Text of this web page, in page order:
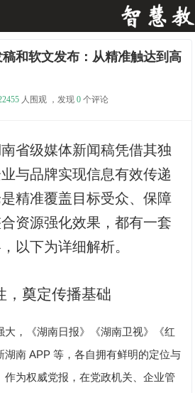
和软文发布：从精准触达到高
人围观 ，发现 0 个评论
省级媒体新闻稿凭借其独
与品牌实现信息有效传递
精准覆盖目标受众、保障
资源强化效果，都有一套
以下为详细解析。
，奠定传播基础
大，《湖南日报》《湖南卫视》《红
湖南 APP等，各自拥有鲜明的定位与
作为权威党报，在党政机关、企业管